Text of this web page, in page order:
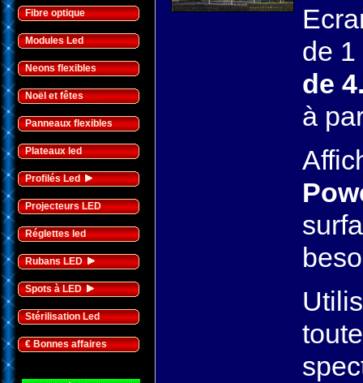
Fibre optique
Modules Led
Neons flexibles
Noël et fêtes
Panneaux flexibles
Plateaux led
Profilés Led
Projecteurs LED
Réglettes led
Rubans LED
Spots à LED
Stérilisation Led
€ Bonnes affaires
de 1
de
à